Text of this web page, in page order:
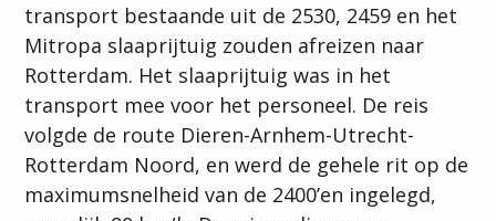
transport bestaande uit de 2530, 2459 en het
Mitropa slaaprijtuig zouden afreizen naar
Rotterdam. Het slaaprijtuig was in het
transport mee voor het personeel. De reis
volgde de route Dieren-Arnhem-Utrecht-
Rotterdam Noord, en werd de gehele rit op de
maximumsnelheid van de 2400’en ingelegd,